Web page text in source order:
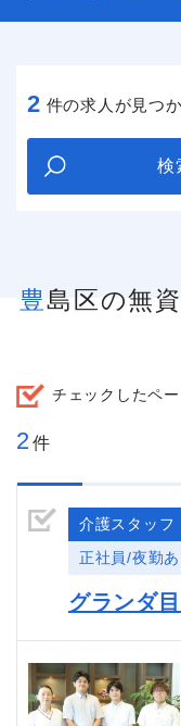
2 件の求人が見つ
検
豊島区の無資格でも応募OKの求人一
チェックしたペ
2 件
介護スタッフ
正社員/夜勤あ
グランダ